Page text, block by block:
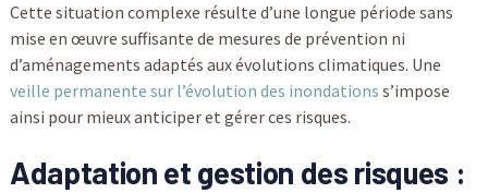
Cette situation complexe résulte d’une longue période sans
mise en œuvre suffisante de mesures de prévention ni
d’aménagements adaptés aux évolutions climatiques. Une
veille permanente sur l’évolution des inondations s’impose
ainsi pour mieux anticiper et gérer ces risques.
Adaptation et gestion des risques :